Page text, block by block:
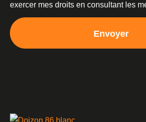
exercer mes droits en consultant les
Envoyer